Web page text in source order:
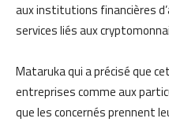
aux institutions financières
services liés aux
Mataruka qui a précisé que
entreprises comme aux
que les concernés prennent